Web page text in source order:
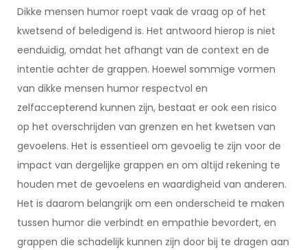
Dikke mensen humor roept vaak de vraag op of het
kwetsend of beledigend is. Het antwoord hierop is niet
eenduidig, omdat het afhangt van de context en de
intentie achter de grappen. Hoewel sommige vormen
van dikke mensen humor respectvol en
zelfaccepterend kunnen zijn, bestaat er ook een risico
op het overschrijden van grenzen en het kwetsen van
gevoelens. Het is essentieel om gevoelig te zijn voor de
impact van dergelijke grappen en om altijd rekening te
houden met de gevoelens en waardigheid van anderen.
Het is daarom belangrijk om een onderscheid te maken
tussen humor die verbindt en empathie bevordert, en
grappen die schadelijk kunnen zijn door bij te dragen aan